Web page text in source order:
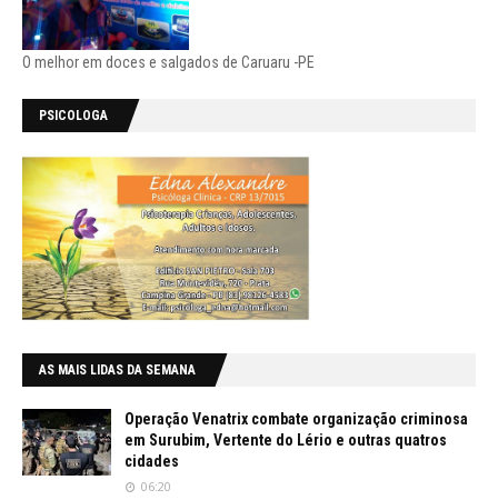
O melhor em doces e salgados de Caruaru -PE
PSICOLOGA
AS MAIS LIDAS DA SEMANA
Operação Venatrix combate organização criminosa
em Surubim, Vertente do Lério e outras quatros
cidades
06:20